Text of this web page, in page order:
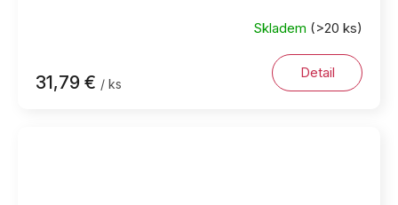
Skladem (>20 ks)
31,79 € / ks
Detail